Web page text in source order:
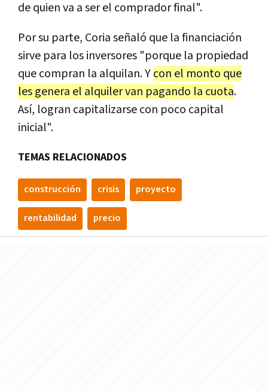
de quien va a ser el comprador final".
Por su parte, Coria señaló que la financiación
sirve para los inversores "porque la propiedad
que compran la alquilan. Ycon el monto que
les genera el alquiler van pagando la cuota.
Así, logran capitalizarse con poco capital
inicial".
TEMAS RELACIONADOS
construcción crisis proyecto
rentabilidad precio